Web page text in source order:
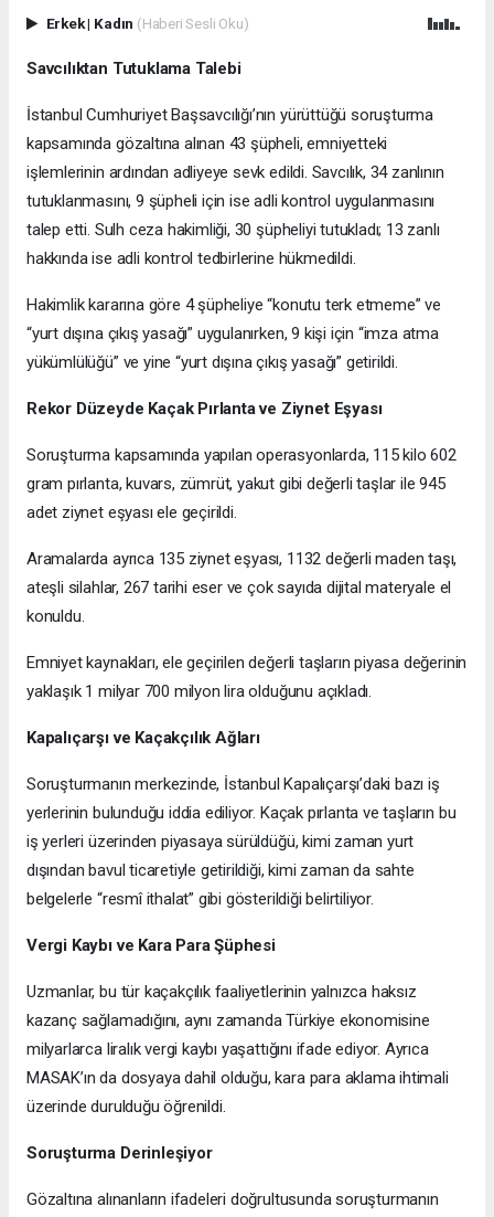
Erkek| Kadın (Haberi Sesli Oku)
Savcılıktan Tutuklama Talebi
İstanbul Cumhuriyet Başsavcılığı’nın yürüttüğü soruşturma
kapsamında gözaltına alınan 43 şüpheli, emniyetteki
işlemlerinin ardından adliyeye sevk edildi. Savcılık, 34 zanlının
tutuklanmasını, 9 şüpheli için ise adli kontrol uygulanmasını
talep etti. Sulh ceza hakimliği, 30 şüpheliyi tutukladı; 13 zanlı
hakkında ise adli kontrol tedbirlerine hükmedildi.
Hakimlik kararına göre 4 şüpheliye “konutu terk etmeme” ve
“yurt dışına çıkış yasağı” uygulanırken, 9 kişi için “imza atma
yükümlülüğü” ve yine “yurt dışına çıkış yasağı” getirildi.
Rekor Düzeyde Kaçak Pırlanta ve Ziynet Eşyası
Soruşturma kapsamında yapılan operasyonlarda, 115 kilo 602
gram pırlanta, kuvars, zümrüt, yakut gibi değerli taşlar ile 945
adet ziynet eşyası ele geçirildi.
Aramalarda ayrıca 135 ziynet eşyası, 1132 değerli maden taşı,
ateşli silahlar, 267 tarihi eser ve çok sayıda dijital materyale el
konuldu.
Emniyet kaynakları, ele geçirilen değerli taşların piyasa değerinin
yaklaşık 1 milyar 700 milyon lira olduğunu açıkladı.
Kapalıçarşı ve Kaçakçılık Ağları
Soruşturmanın merkezinde, İstanbul Kapalıçarşı’daki bazı iş
yerlerinin bulunduğu iddia ediliyor. Kaçak pırlanta ve taşların bu
iş yerleri üzerinden piyasaya sürüldüğü, kimi zaman yurt
dışından bavul ticaretiyle getirildiği, kimi zaman da sahte
belgelerle “resmî ithalat” gibi gösterildiği belirtiliyor.
Vergi Kaybı ve Kara Para Şüphesi
Uzmanlar, bu tür kaçakçılık faaliyetlerinin yalnızca haksız
kazanç sağlamadığını, aynı zamanda Türkiye ekonomisine
milyarlarca liralık vergi kaybı yaşattığını ifade ediyor. Ayrıca
MASAK’ın da dosyaya dahil olduğu, kara para aklama ihtimali
üzerinde durulduğu öğrenildi.
Soruşturma Derinleşiyor
Gözaltına alınanların ifadeleri doğrultusunda soruşturmanın